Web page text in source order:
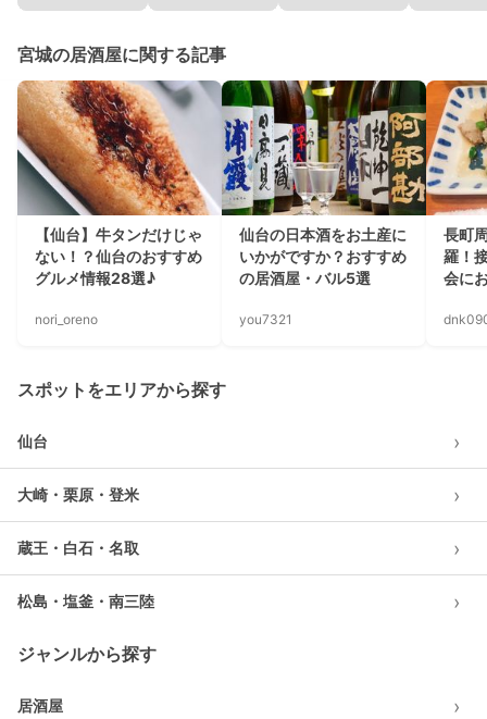
宮城の居酒屋に関する記事
【仙台】牛タンだけじゃ
ない！？仙台のおすすめ
グルメ情報28選♪
nori_oreno
仙台の日本酒をお土産に
いかがですか？おすすめ
の居酒屋・バル5選
you7321
長町
羅！
会に
スポットをエリアから探す
仙台 ›
大崎・栗原・登米 ›
蔵王・白石・名取 ›
松島・塩釜・南三陸 ›
ジャンルから探す
居酒屋 ›